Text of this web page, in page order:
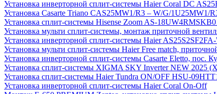
Установка инверторной сплит-системы Haier Coral DC
Установка Casarte Triano CAS25MW1/R3 – W/G/1U25MW1/
Установка сплит-системы Hisense Zoom AS-
Установка мульти сплит-системы, монтаж приточной
Установка инверторной сплит-системы Haier
Установка мульти сплит-системы Haier Free match,
Установка инверторной сплит-системы Casarte Eletto, пос.
Установка сплит-системы XIGMA SKY Inverter NEW 2025
Установка сплит-системы Haier Tundra ON/OFF HSU-
Установка инверторной сплит-системы Haier Coral On-Off